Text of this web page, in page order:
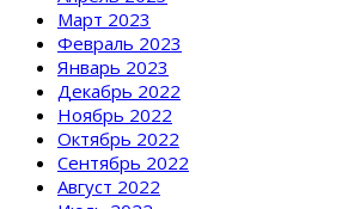
Март 2023
Февраль 2023
Январь 2023
Декабрь 2022
Ноябрь 2022
Октябрь 2022
Сентябрь 2022
Август 2022